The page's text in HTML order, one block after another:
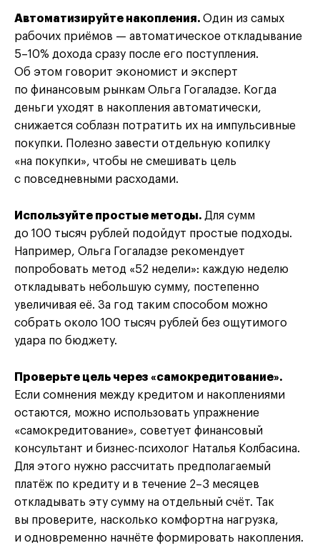
Автоматизируйте накопления. Один из самых
рабочих приёмов — автоматическое откладывание
5–10% дохода сразу после его поступления.
Об этом говорит экономист и эксперт
по финансовым рынкам Ольга Гогаладзе. Когда
деньги уходят в накопления автоматически,
снижается соблазн потратить их на импульсивные
покупки. Полезно завести отдельную копилку
«на покупки», чтобы не смешивать цель
с повседневными расходами.
Используйте простые методы. Для сумм
до 100 тысяч рублей подойдут простые подходы.
Например, Ольга Гогаладзе рекомендует
попробовать метод «52 недели»: каждую неделю
откладывать небольшую сумму, постепенно
увеличивая её. За год таким способом можно
собрать около 100 тысяч рублей без ощутимого
удара по бюджету.
Проверьте цель через «самокредитование».
Если сомнения между кредитом и накоплениями
остаются, можно использовать упражнение
«самокредитование», советует финансовый
консультант и бизнес-психолог Наталья Колбасина.
Для этого нужно рассчитать предполагаемый
платёж по кредиту и в течение 2–3 месяцев
откладывать эту сумму на отдельный счёт. Так
вы проверите, насколько комфортна нагрузка,
и одновременно начнёте формировать накопления.